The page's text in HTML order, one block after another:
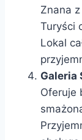
Znana
Turyści
Lokal
Galeria
Oferuje